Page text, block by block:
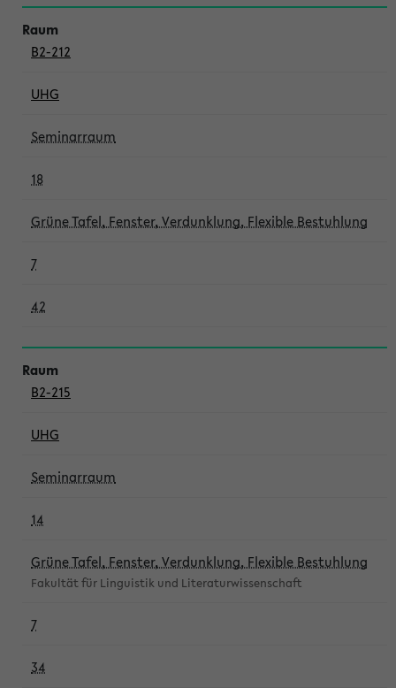
B2-212
UHG
Seminarraum
18
Grüne Tafel, Fenster, Verdunklung, Flexible Bestuhlung
7
42
B2-215
UHG
Seminarraum
14
Grüne Tafel, Fenster, Verdunklung, Flexible Bestuhlung
Fakultät für Linguistik und Literaturwissenschaft
7
34